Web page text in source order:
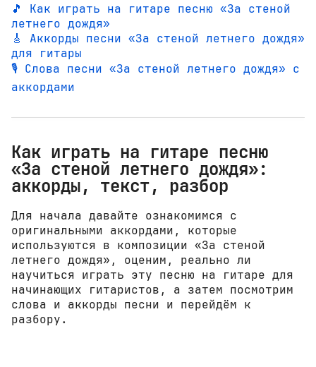
🎵 Как играть на гитаре песню «За стеной
летнего дождя»
🎸 Аккорды песни «За стеной летнего дождя»
для гитары
🎙️ Слова песни «За стеной летнего дождя» с
аккордами
Как играть на гитаре песню
«За стеной летнего дождя»:
аккорды, текст, разбор
Для начала давайте ознакомимся с
оригинальными аккордами, которые
используются в композиции «За стеной
летнего дождя», оценим, реально ли
научиться играть эту песню на гитаре для
начинающих гитаристов, а затем посмотрим
слова и аккорды песни и перейдём к
разбору.